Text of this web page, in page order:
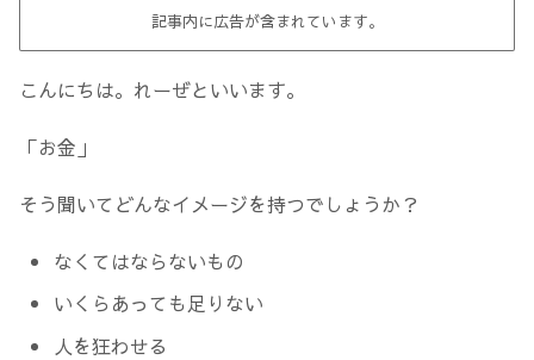
記事内に広告が含まれています。
こんにちは。れーぜといいます。
「お金」
そう聞いてどんなイメージを持つでしょうか？
なくてはならないもの
いくらあっても足りない
人を狂わせる